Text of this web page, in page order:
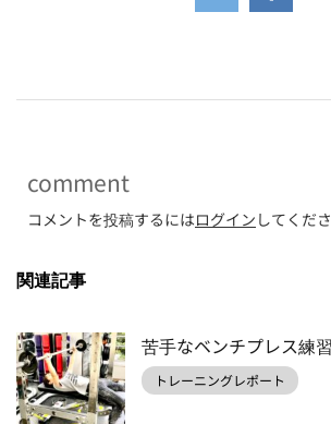
comment
コメントを投稿するにはログイン してくださ
関連記事
苦手なベンチプレス練
トレーニングレポート